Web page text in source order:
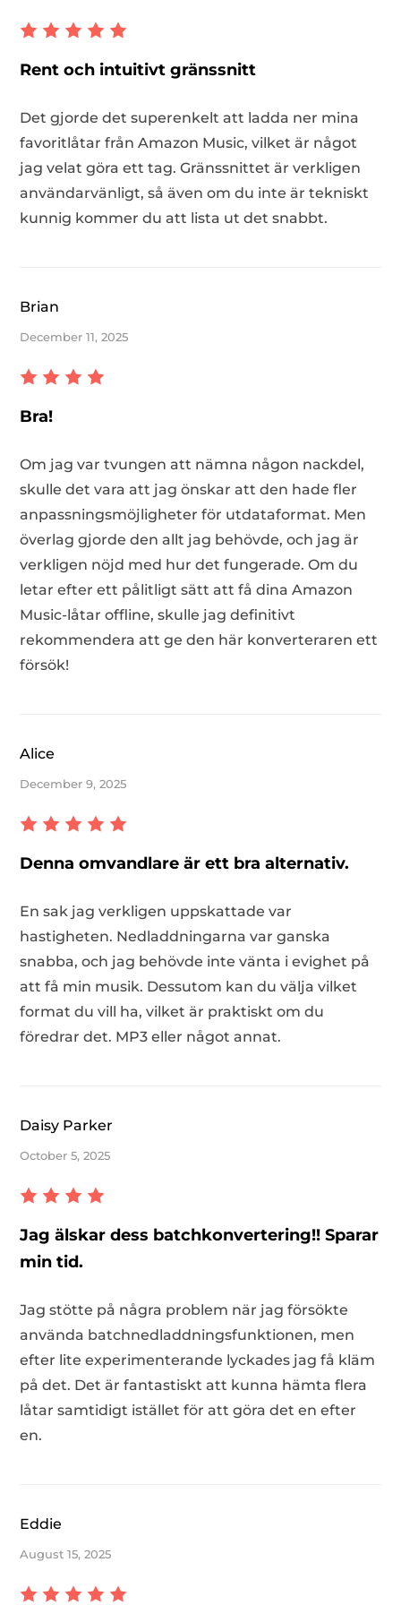
Rent och intuitivt gränssnitt
Det gjorde det superenkelt att ladda ner mina
favoritlåtar från Amazon Music, vilket är något
jag velat göra ett tag. Gränssnittet är verkligen
användarvänligt, så även om du inte är tekniskt
kunnig kommer du att lista ut det snabbt.
Brian
December 11, 2025
Bra!
Om jag var tvungen att nämna någon nackdel,
skulle det vara att jag önskar att den hade fler
anpassningsmöjligheter för utdataformat. Men
överlag gjorde den allt jag behövde, och jag är
verkligen nöjd med hur det fungerade. Om du
letar efter ett pålitligt sätt att få dina Amazon
Music-låtar offline, skulle jag definitivt
rekommendera att ge den här konverteraren ett
försök!
Alice
December 9, 2025
Denna omvandlare är ett bra alternativ.
En sak jag verkligen uppskattade var
hastigheten. Nedladdningarna var ganska
snabba, och jag behövde inte vänta i evighet på
att få min musik. Dessutom kan du välja vilket
format du vill ha, vilket är praktiskt om du
föredrar det. MP3 eller något annat.
Daisy Parker
October 5, 2025
Jag älskar dess batchkonvertering!! Sparar
min tid.
Jag stötte på några problem när jag försökte
använda batchnedladdningsfunktionen, men
efter lite experimenterande lyckades jag få kläm
på det. Det är fantastiskt att kunna hämta flera
låtar samtidigt istället för att göra det en efter
en.
Eddie
August 15, 2025